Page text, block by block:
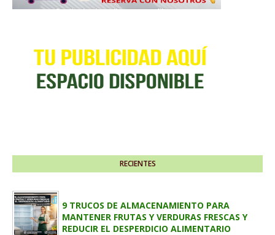
RECIENTES
9 TRUCOS DE ALMACENAMIENTO PARA
MANTENER FRUTAS Y VERDURAS FRESCAS Y
REDUCIR EL DESPERDICIO ALIMENTARIO